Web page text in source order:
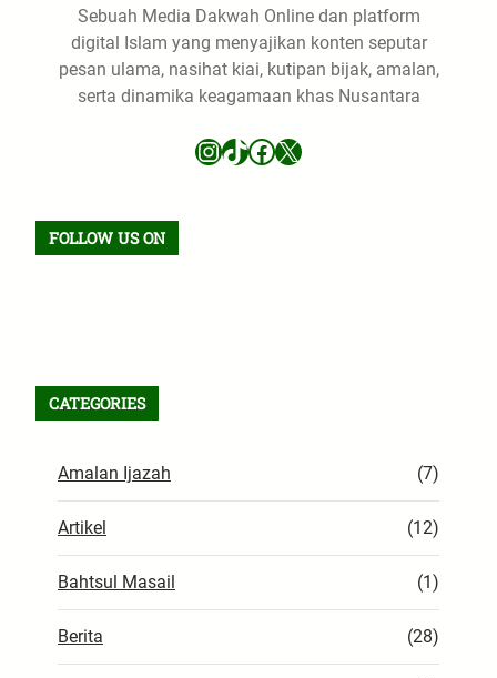
Sebuah Media Dakwah Online dan platform
digital Islam yang menyajikan konten seputar
pesan ulama, nasihat kiai, kutipan bijak, amalan,
serta dinamika keagamaan khas Nusantara
InstagramTikTok Facebook X
FOLLOW US ON
CATEGORIES
Amalan Ijazah (7)
Artikel (12)
Bahtsul Masail (1)
Berita (28)